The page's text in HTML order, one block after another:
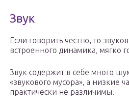
Звук
Если говорить честно, то
встроенного динамика, мягко
Звук содержит в себе много
«звукового мусора», а низкие
практически не различимы.